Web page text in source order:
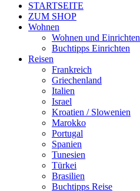
STARTSEITE
ZUM SHOP
Wohnen
Wohnen und Einrichten
Buchtipps Einrichten
Reisen
Frankreich
Griechenland
Italien
Israel
Kroatien / Slowenien
Marokko
Portugal
Spanien
Tunesien
Türkei
Brasilien
Buchtipps Reise